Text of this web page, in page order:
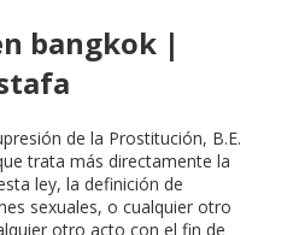
bangkok |
de la Prostitución, B.E.
trata más directamente la
ley, la definición de
sexuales, o cualquier otro
otro acto con el fin de